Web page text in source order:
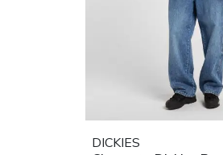
DICKIES